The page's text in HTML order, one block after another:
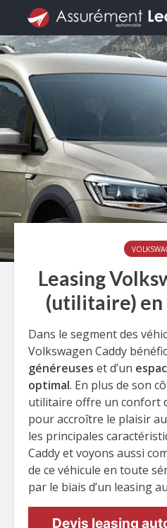
Leasing
(utilitaire) en
Dans le segment des
Volkswagen Caddy
généreuses et d’un
optimal. En plus de son
utilitaire offre un confort
pour accroître le plaisir
les principales
Caddy et voyons aussi
de ce véhicule en toute
par le biais d’un leasing